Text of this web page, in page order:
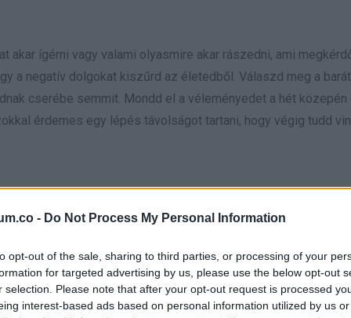
- Do Not Process My Personal Information
opt-out of the sale, sharing to third parties, or processing of your
for targeted advertising by us, please use the below opt-out
selection. Please note that after your opt-out request is processed
interest-based ads based on personal information utilized by us
ígérni vagy valami olyasmire akar rászedni, ami
a negatív dolgokat kiszűrd az életedből. Válaszd meg a
cserébe semmit. Mondd el a véleményedet a hét közepén
érdemes egy lépés távolságot tartani, hogy végig tudd
Azokra koncentrálj, amelyek boldoggá tesznek. Válassz egy
lehet és a te lelkedet is feldobja. Egy közös
Hallgasd meg mások javaslatait és légy nyitott a
a dolgokat.